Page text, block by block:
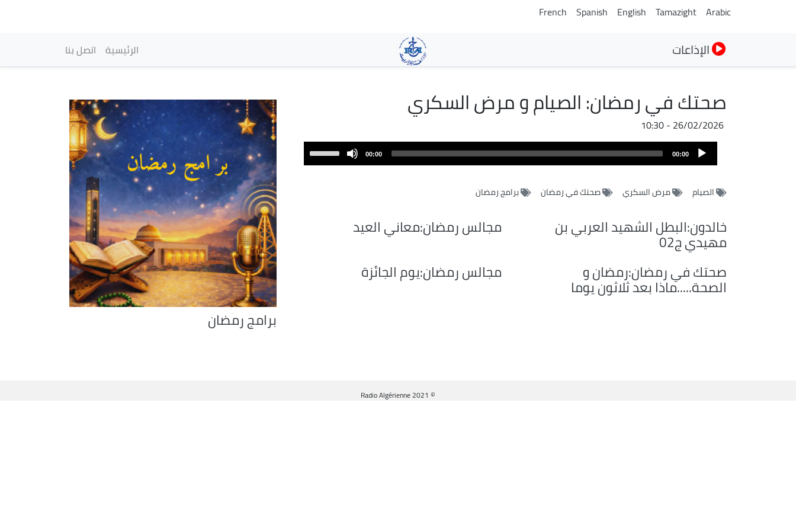
Arabic
Tamazight
English
Spanish
French
الإذاعات principale
الرئيسية اتصل بنا
صحتك في رمضان: الصيام و مرض السكري
26/02/2026 - 10:30
ملف
الصوت
Audio
Player
00:00
00:00
Up/Down
increase
decrease
الصيام مرض السكري صحتك في رمضان برامج رمضان
خالدون:البطل الشهيد العربي بن
مهيدي ج02
مجالس رمضان:معاني العيد
صحتك في رمضان:رمضان و
الصحة.....ماذا بعد ثلاثون يوما
مجالس رمضان:يوم الجائزة
برامج رمضان
© Radio Algérienne 2021